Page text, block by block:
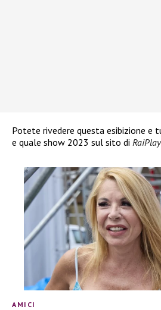
Potete rivedere questa esibizione e
e quale show 2023 sul sito di RaiPlay
AMICI